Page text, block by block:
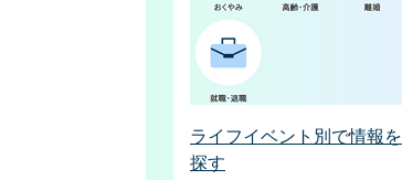
ライフイベント別で情報を
探す